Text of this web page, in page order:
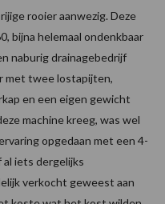
rooier aanwezig. Deze
bijna helemaal ondenkbaar
naburig drainagebedrijf
met twee lostapijten,
en een eigen gewicht
machine kreeg, was wel
opgedaan met een 4-
al iets dergelijks
verkocht geweest aan